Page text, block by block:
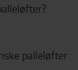
palleløfter